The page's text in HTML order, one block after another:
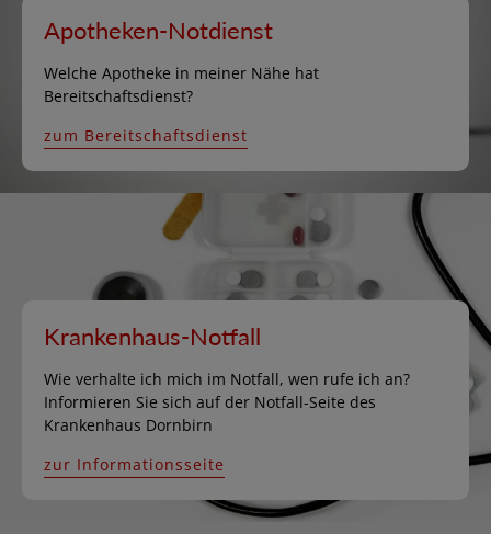
Apotheken-Notdienst
Welche Apotheke in meiner Nähe hat
Bereitschaftsdienst?
zum Bereitschaftsdienst
Krankenhaus-Notfall
Wie verhalte ich mich im Notfall, wen rufe ich an?
Informieren Sie sich auf der Notfall-Seite des
Krankenhaus Dornbirn
zur Informationsseite